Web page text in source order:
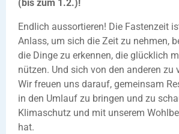
(bis zum 1.2.)!
Endlich aussortieren! Die Fastenzeit
Anlass, um sich die Zeit zu nehmen,
die Dinge zu erkennen, die glücklich
nützen. Und sich von den anderen zu
Wir freuen uns darauf, gemeinsam
in den Umlauf zu bringen und zu
Klimaschutz und mit unserem
hat.